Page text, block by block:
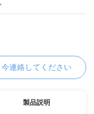
今連絡してください
製品説明